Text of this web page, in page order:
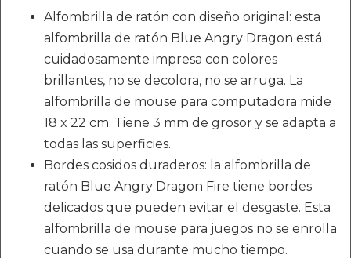
Alfombrilla de ratón con diseño original: esta
alfombrilla de ratón Blue Angry Dragon está
cuidadosamente impresa con colores
brillantes, no se decolora, no se arruga. La
alfombrilla de mouse para computadora mide
18 x 22 cm. Tiene 3 mm de grosor y se adapta a
todas las superficies.
Bordes cosidos duraderos: la alfombrilla de
ratón Blue Angry Dragon Fire tiene bordes
delicados que pueden evitar el desgaste. Esta
alfombrilla de mouse para juegos no se enrolla
cuando se usa durante mucho tiempo.